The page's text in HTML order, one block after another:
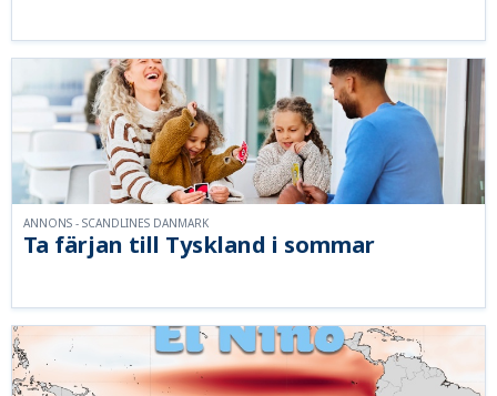
Ta färjan till Tyskland i sommar
ANNONS - SCANDLINES DANMARK